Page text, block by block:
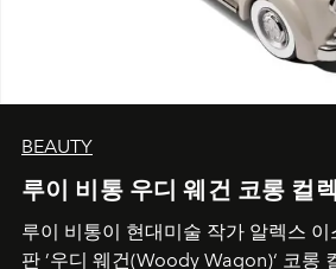
BEAUTY
루이 비통 우디 웨건 코롱 컬
루이 비통이 현대미술 작가 알렉스
판 ’우디 웨건(Woody Wagon)‘ 코롱